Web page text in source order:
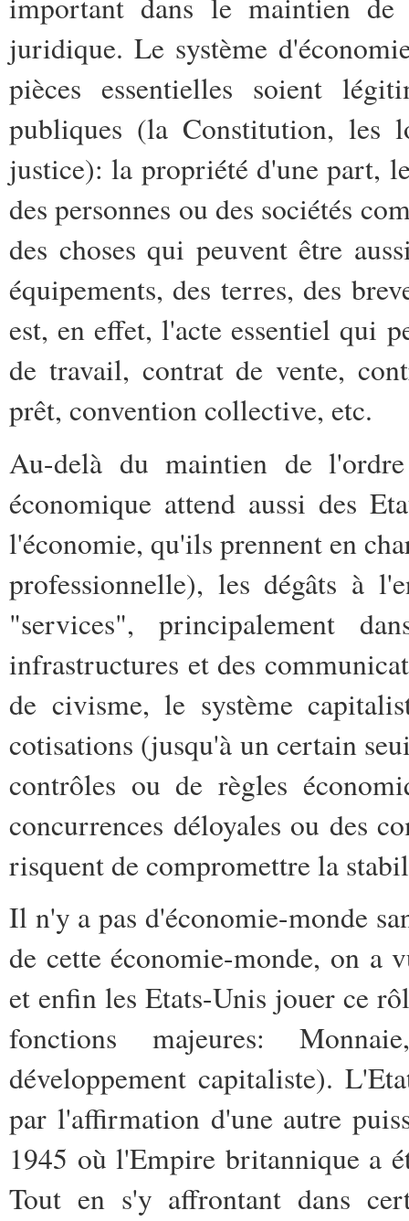
important dans le maintien
juridique. Le système
pièces essentielles soient
publiques (la Constitution, les
justice): la propriété d'une part,
des personnes ou des sociétés
des choses qui peuvent être
équipements, des terres, des
est, en effet, l'acte essentiel qui
de travail, contrat de vente,
prêt, convention collective, etc.
Au-delà du maintien de
économique attend aussi des
l'économie, qu'ils prennent en
professionnelle), les dégâts à
"services", principalement
infrastructures et des
de civisme, le système
cotisations (jusqu'à un certain
contrôles ou de règles
concurrences déloyales ou des
risquent de compromettre la
Il n'y a pas d'économie-monde
de cette économie-monde, on a
et enfin les Etats-Unis jouer ce
fonctions majeures:
développement capitaliste).
par l'affirmation d'une autre
1945 où l'Empire britannique a
Tout en s'y affrontant dans